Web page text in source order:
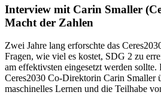
Interview mit Carin Smaller
Macht der Zahlen
Zwei Jahre lang erforschte das
Fragen, wie viel es kostet, SDG 2 zu
am effektivsten eingesetzt werden
Ceres2030 Co-Direktorin Carin Smaller
maschinelles Lernen und die Teilhabe